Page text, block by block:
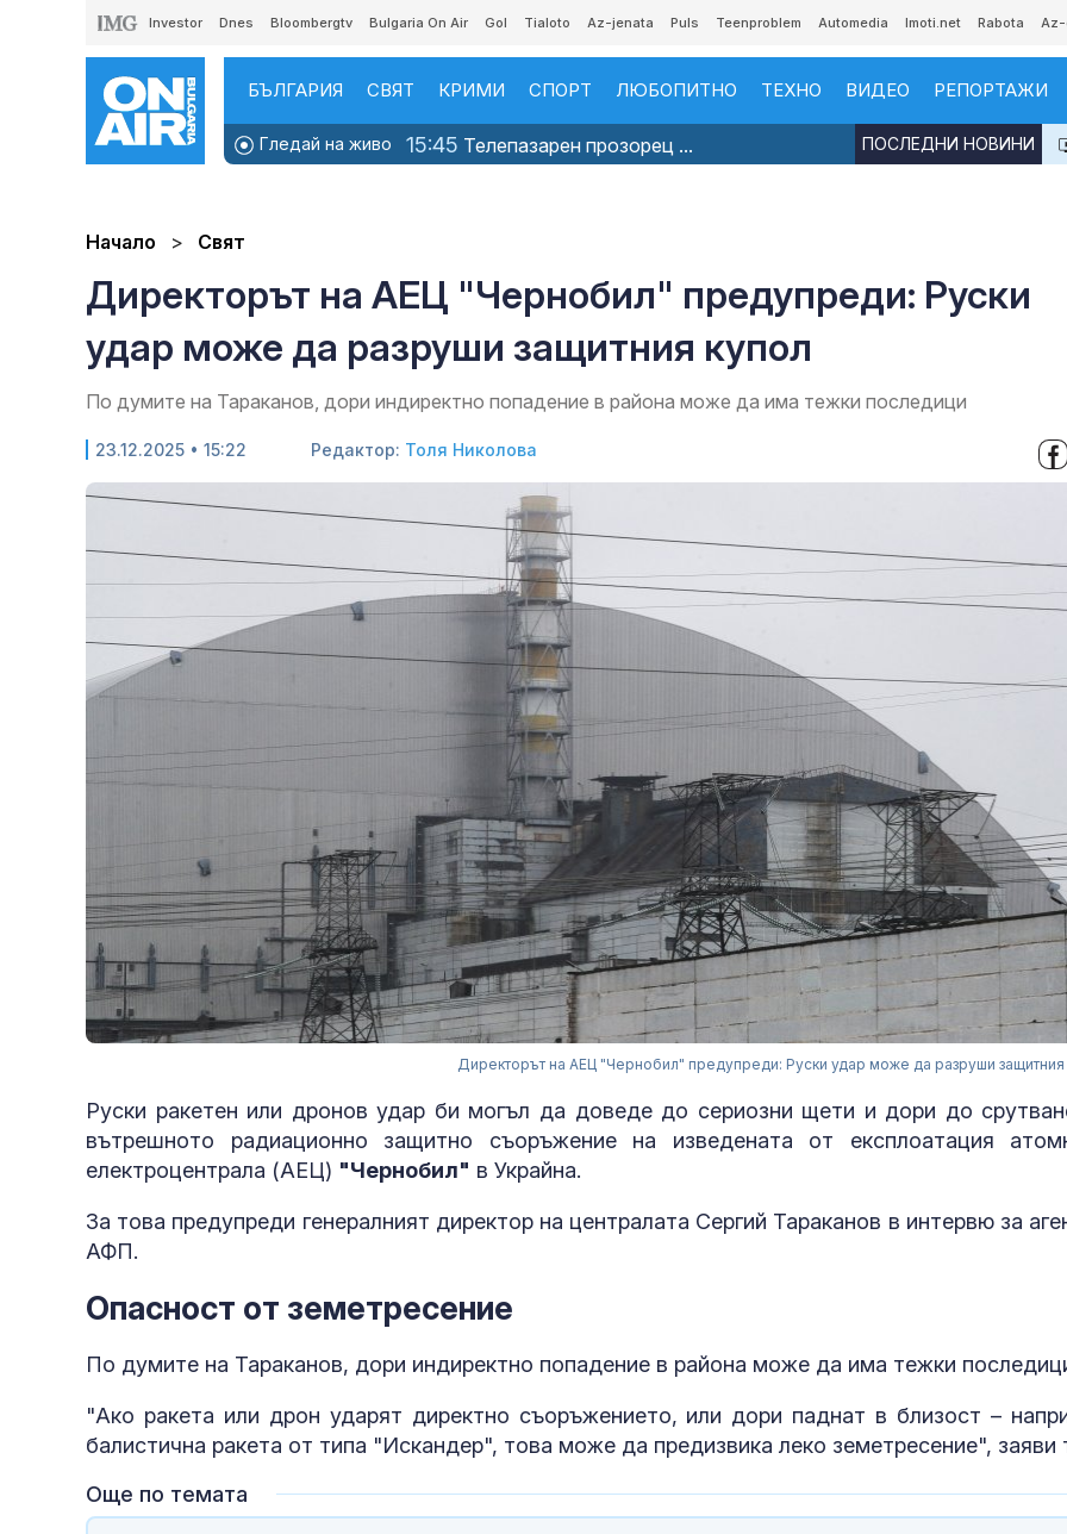
Investor Dnes Bloombergtv Bulgaria On Air Gol Tialoto Az-jenata Puls Teenproblem Automedia Imoti.net Rabota Az-
БЪЛГАРИЯ СВЯТ КРИМИ СПОРТ ЛЮБОПИТНО ТЕХНО ВИДЕО РЕПОРТАЖИ
Гледай на живо 15:45 Телепазарен прозорец ... ПОСЛЕДНИ НОВИНИ
Начало Свят
Директорът на АЕЦ "Чернобил" предупреди: Руски
удар може да разруши защитния купол
По думите на Тараканов, дори индиректно попадение в района може да има тежки последици
23.12.2025 • 15:22 Редактор: Толя Николова
Директорът на АЕЦ "Чернобил" предупреди: Руски удар може да разруши защитния
Руски ракетен или дронов удар би могъл да доведе до сериозни щети и дори до
вътрешното радиационно защитно съоръжение на изведената от експлоатация
електроцентрала (АЕЦ) "Чернобил" в Украйна.
За това предупреди генералният директор на централата Сергий Тараканов в интервю за
АФП.
Опасност от земетресение
По думите на Тараканов, дори индиректно попадение в района може да има тежки
"Ако ракета или дрон ударят директно съоръжението, или дори паднат в близост –
балистична ракета от типа "Искандер", това може да предизвика леко земетресение", заяви
Още по темата
Мъск даде
Франция